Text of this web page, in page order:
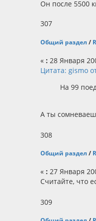
Он после 5500
307
Общий раздел /
«: 28 Января
Цитата: gismo
На 99
А ты
308
Общий раздел /
«: 27 Января
Считайте, что
309